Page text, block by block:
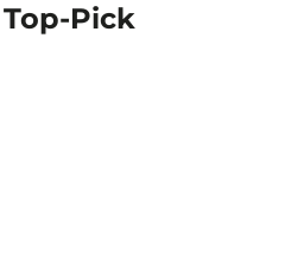
Pick